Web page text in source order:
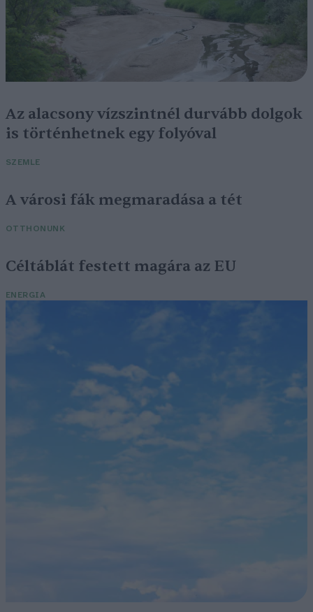
Az alacsony vízszintnél durvább dolgok
is történhetnek egy folyóval
SZEMLE
A városi fák megmaradása a tét
OTTHONUNK
Céltáblát festett magára az EU
ENERGIA